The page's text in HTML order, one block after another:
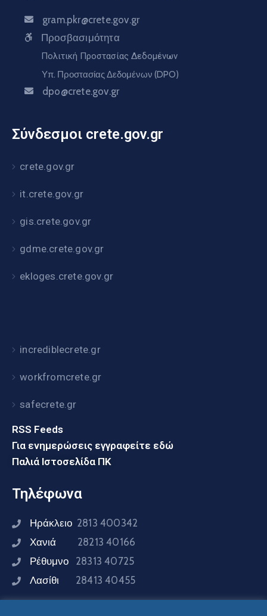
gram.pkr@crete.gov.gr
Προσβασιμότητα
Πολιτική Προστασίας Δεδομένων
Υπ. Προστασίας Δεδομένων (DPO)
dpo@crete.gov.gr
Σύνδεσμοι crete.gov.gr
crete.gov.gr
it.crete.gov.gr
gis.crete.gov.gr
gdme.crete.gov.gr
ekloges.crete.gov.gr
incrediblecrete.gr
workfromcrete.gr
safecrete.gr
RSS Feeds
Για ενημερώσεις εγγραφείτε εδώ
Παλιά Ιστοσελίδα ΠΚ
Τηλέφωνα
Ηράκλειο 2813 400342
Χανιά 28213 40166
Ρέθυμνο 28313 40725
Λασίθι 28413 40455